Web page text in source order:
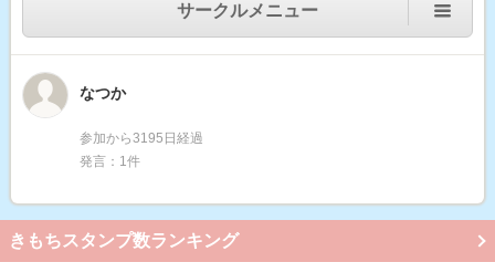
サークルメニュー
なつか
参加から3195日経過
発言：1件
きもちスタンプ数ランキング